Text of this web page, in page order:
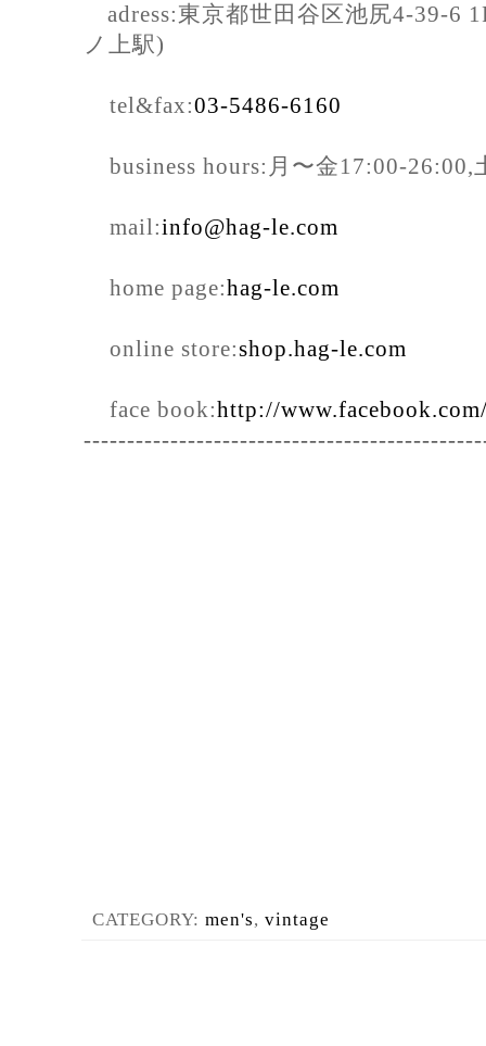
adress:東京都世田谷区池尻4-39-
ノ上駅)
tel&fax:03-5486-6160
business hours:月〜金17:00-26:00,
mail:info@hag-le.com
home page:hag-le.com
online store:shop.hag-le.com
face book:http://
CATEGORY: men's, vintage